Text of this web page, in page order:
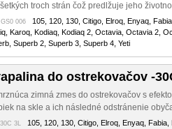
troch strán čož predlžuje jeho
GS0 006
105, 120, 130, Citigo, Elroq, Enyaq,
Karoq, Kodiaq, Kodiaq 2, Octavia, Octavia 2,
Superb 2, Superb 3, Superb 4, Yeti
do ostrekovačov -
zimná zmes do ostrekovačov s
na skle a ich následné odstránenie
3L 105, 120, 130, Citigo, Elroq, Enyaq,